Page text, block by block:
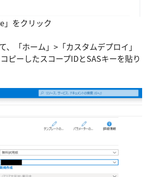
」をクリック
「ホーム」>「カスタムデプロイ」
ピーしたスコープIDとSASキーを貼り